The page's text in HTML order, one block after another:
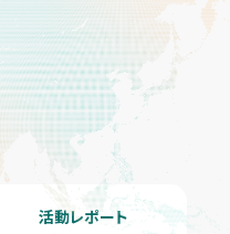
活動レポート